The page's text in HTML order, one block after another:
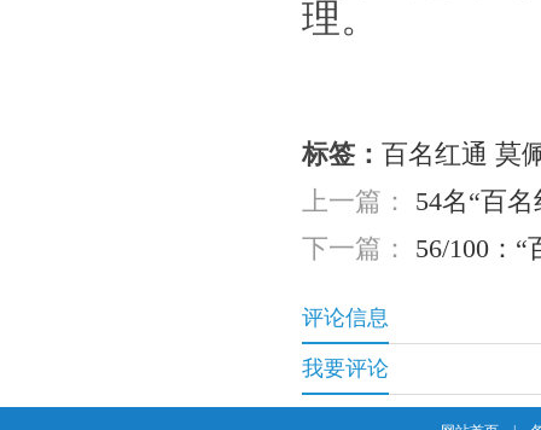
理。
标签： 百名红通 莫
上一篇： 54名“百
下一篇： 56/100：
评论信息
我要评论